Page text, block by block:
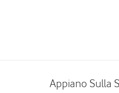
Appiano Sulla